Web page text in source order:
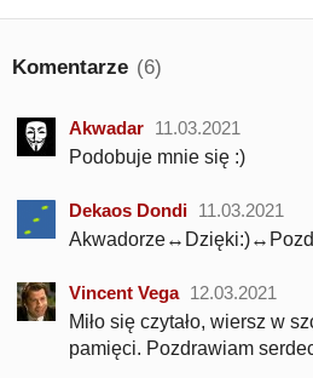
Komentarze (6)
Akwadar 11.03.2021
Podobuje mnie się :)
Dekaos Dondi 11.03.2021
Vincent Vega 12.03.2021
Miło się czytało, wiersz w
pamięci. Pozdrawiam